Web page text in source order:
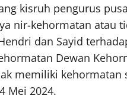
kisruh pengurus
nir-kehormatan atau
dan Sayid
Dewan
memiliki kehormatan
Mei 2024.